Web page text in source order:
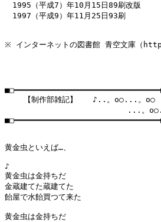
1995（平成7）年10月15日89刷改版
1997（平成9）年11月25日93刷
※ インターネットの図書館 青空文庫（
    【制作部雑記】　　♪..。o○...。o○
...。o○...。
黄金虫といえば…、
♪
黄金虫は金持ちだ
金蔵建てた蔵建てた
飴屋で水飴買つて来た
黄金虫は金持ちだ